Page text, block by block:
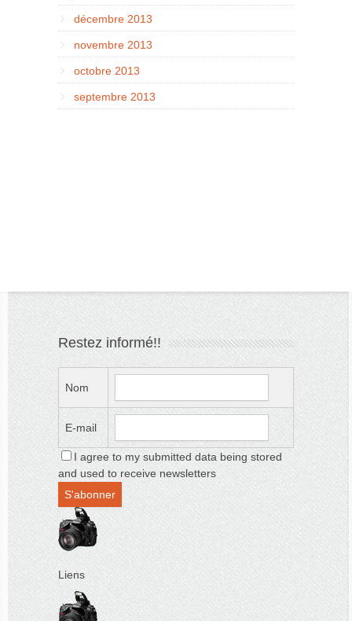
décembre 2013
novembre 2013
octobre 2013
septembre 2013
Restez informé!!
Nom
E-mail
I agree to my submitted data being stored
and used to receive newsletters
Liens